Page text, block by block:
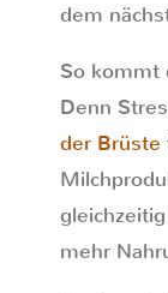
dem
So kommt
Denn
der Brüste
mehr